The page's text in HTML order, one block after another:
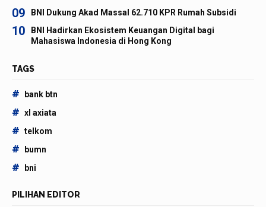
09 BNI Dukung Akad Massal 62.710 KPR Rumah Subsidi
10
BNI Hadirkan Ekosistem Keuangan Digital bagi
Mahasiswa Indonesia di Hong Kong
TAGS
# bank btn
# xl axiata
# telkom
# bumn
# bni
PILIHAN EDITOR